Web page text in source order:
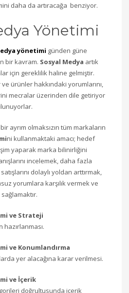
daha da artıracağa benziyor.
Yönetimi
yönetimi günden güne
bir kavram. Sosyal Medya artık
için gereklilik haline gelmiştir.
ürünler hakkındaki yorumlarını,
mecralar üzerinden dile getiriyor
ayrım olmaksızın tüm markaların
ni kullanmaktaki amacı; hedef
yaparak marka bilinirliğini
incelemek, daha fazla
dolaylı yoldan arttırmak,
yorumlara karşılık vermek ve
ve Strateji
hazırlanması.
ve Konumlandırma
yer alacağına karar verilmesi.
ve İçerik
doğrultusunda içerik